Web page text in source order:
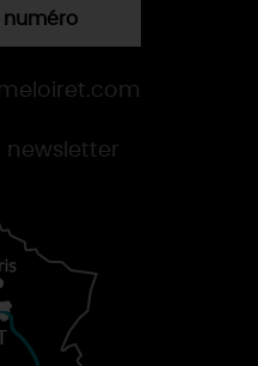
numéro
newsletter